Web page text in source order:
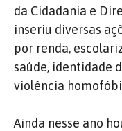
da Cidadania e
inseriu diversas
por renda,
saúde, identidade
violência
Ainda nesse ano